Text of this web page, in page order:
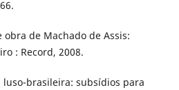
obra de Machado de Assis:
: Record, 2008.
luso-brasileira: subsídios para